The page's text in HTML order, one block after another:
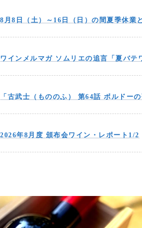
8月8日（土）～16日（日）の間夏季休業
ワインメルマガ ソムリエの追言「夏バテ
「古武士（もののふ） 第64話 ボルドーの
2026年8月度 頒布会ワイン・レポート1/2